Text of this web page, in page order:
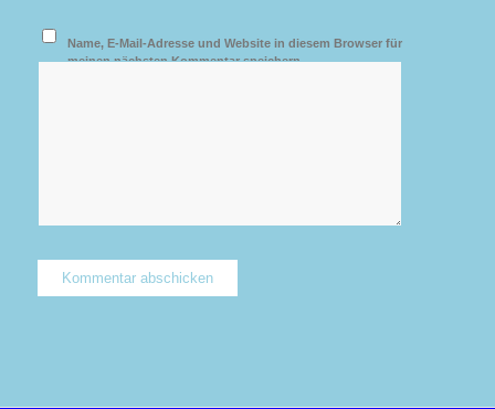
Name, E-Mail-Adresse und Website in diesem Browser für
meinen nächsten Kommentar speichern.